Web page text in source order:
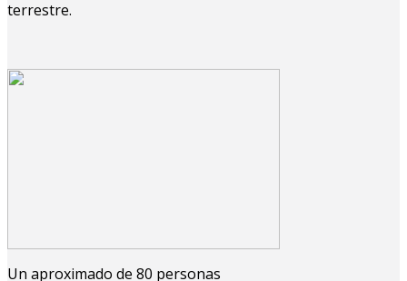
terrestre.
Un aproximado de 80 personas